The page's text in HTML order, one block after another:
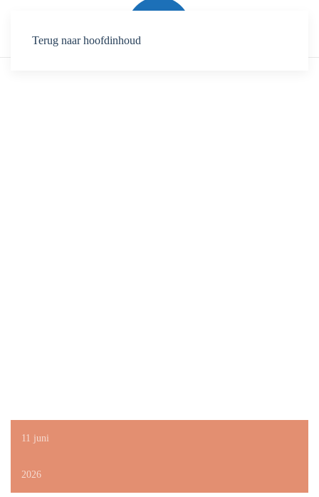
Terug naar hoofdinhoud
11 juni
2026